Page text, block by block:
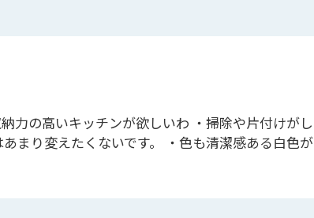
力の高いキッチンが欲しいわ ・掃除や片付けがし
まり変えたくないです。 ・色も清潔感ある白色が